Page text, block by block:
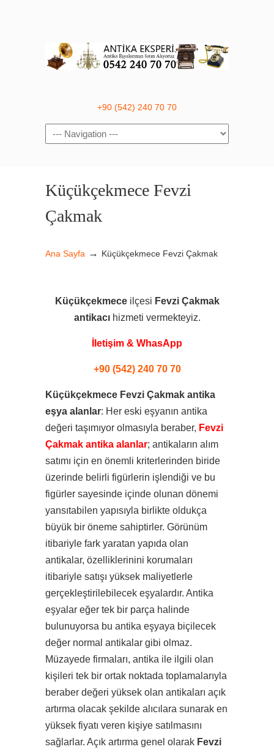
+90 (542) 240 70 70
Navigation
Küçükçekmece Fevzi
Çakmak
Ana Sayfa → Küçükçekmece Fevzi Çakmak
Küçükçekmece ilçesi Fevzi Çakmak
antikacıhizmeti vermekteyiz.
İletişim & WhasApp
+90 (542) 240 70 70
Küçükçekmece Fevzi Çakmak antika
eşya alanlar: Her eski eşyanın antika
değeri taşımıyor olmasıyla beraber, Fevzi
Çakmak antika alanlar; antikaların alım
satımı için en önemli kriterlerinden biride
üzerinde belirli figürlerin işlendiği ve bu
figürler sayesinde içinde olunan dönemi
yansıtabilen yapısıyla birlikte oldukça
büyük bir öneme sahiptirler. Görünüm
itibariyle fark yaratan yapıda olan
antikalar, özelliklerinini korumaları
itibariyle satışı yüksek maliyetlerle
gerçekleştirilebilecek eşyalardır. Antika
eşyalar eğer tek bir parça halinde
bulunuyorsa bu antika eşyaya biçilecek
değer normal antikalar gibi olmaz.
Müzayede firmaları, antika ile ilgili olan
kişileri tek bir ortak noktada toplamalarıyla
beraber değeri yüksek olan antikaları açık
artırma olacak şekilde alıcılara sunarak en
yüksek fiyatı veren kişiye satılmasını
sağlarlar. Açık artırma genel olarak Fevzi